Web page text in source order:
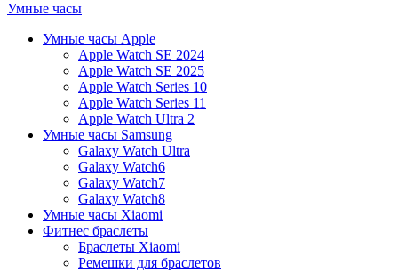
Умные часы
Умные часы Apple
Apple Watch SE 2024
Apple Watch SE 2025
Apple Watch Series 10
Apple Watch Series 11
Apple Watch Ultra 2
Умные часы Samsung
Galaxy Watch Ultra
Galaxy Watch6
Galaxy Watch7
Galaxy Watch8
Умные часы Xiaomi
Фитнес браслеты
Браслеты Xiaomi
Ремешки для браслетов